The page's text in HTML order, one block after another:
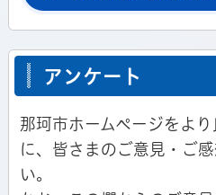
アンケート
那珂市ホームページをよ
に、皆さまのご意見・ご
い。